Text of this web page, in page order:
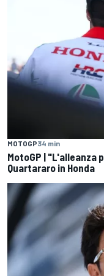
MOTOGP34 min
MotoGP |
Quartararo in Honda